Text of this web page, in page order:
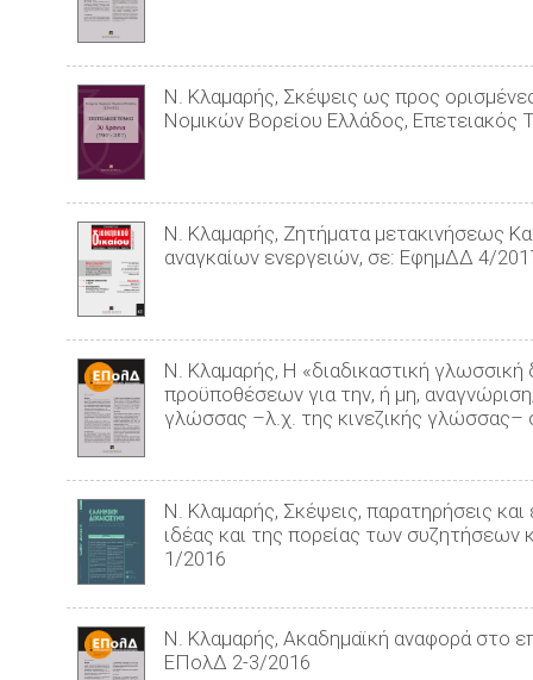
Ν. Κλαμαρής, Σκέψεις ως προς
Νομικών Βορείου Ελλάδος, Επετειακός
Ν. Κλαμαρής, Ζητήματα μετακινήσεως
αναγκαίων ενεργειών, σε: ΕφημΔΔ 4/
Ν. Κλαμαρής, Η «διαδικαστική
προϋποθέσεων για την, ή μη,
γλώσσας –λ.χ. της κινεζικής γλώσσας–
Ν. Κλαμαρής, Σκέψεις, παρατηρήσεις
ιδέας και της πορείας των συζητήσεων
1/2016
Ν. Κλαμαρής, Ακαδημαϊκή αναφορά στο
ΕΠολΔ 2-3/2016